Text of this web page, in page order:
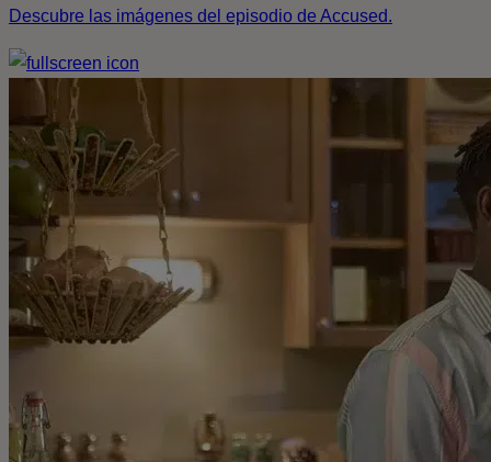
Descubre las imágenes del episodio de Accused.